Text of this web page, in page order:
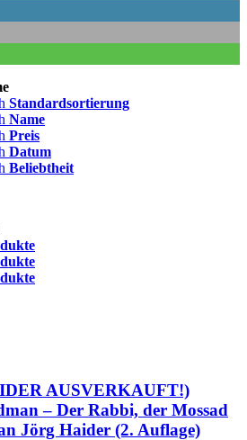
Standardsortierung
Name
Preis
Datum
Beliebtheit
AUSVERKAUFT!)
– Der Rabbi, der Mossad
Jörg Haider (2. Auflage)